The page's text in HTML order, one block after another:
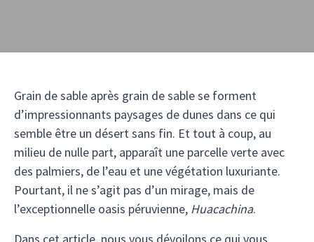
Grain de sable après grain de sable se forment
d’impressionnants paysages de dunes dans ce qui
semble être un désert sans fin. Et tout à coup, au
milieu de nulle part, apparaît une parcelle verte avec
des palmiers, de l’eau et une végétation luxuriante.
Pourtant, il ne s’agit pas d’un mirage, mais de
l’exceptionnelle oasis péruvienne, Huacachina.